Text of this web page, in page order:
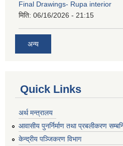
Final Drawings- Rupa interior
मिति: 06/16/2026 - 21:15
अन्य
Quick Links
अर्थ मन्त्रालय
आवासीय पुनर्निर्माण तथा प्रबलीकरण
केन्द्रीय पञ्जिकरण विभाग